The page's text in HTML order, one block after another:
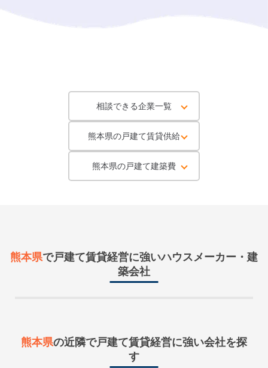
相談できる企業一覧
熊本県の戸建て賃貸供給
熊本県の戸建て建築費
熊本県で戸建て賃貸経営に強いハウスメーカー・建
築会社
熊本県の近隣で戸建て賃貸経営に強い会社を探
す